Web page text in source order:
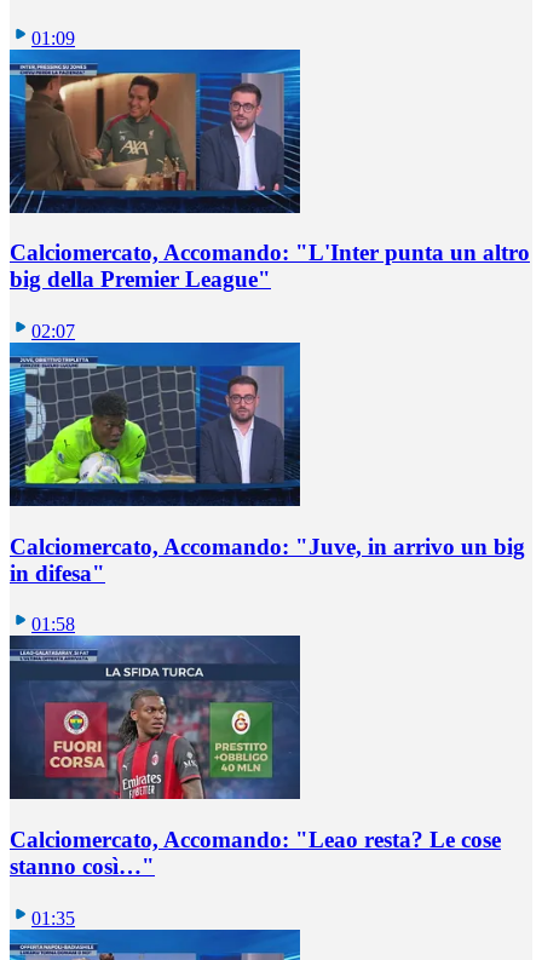
01:09
Calciomercato, Accomando: "L'Inter punta un altro
big della Premier League"
02:07
Calciomercato, Accomando: "Juve, in arrivo un big
in difesa"
01:58
Calciomercato, Accomando: "Leao resta? Le cose
stanno così…"
01:35